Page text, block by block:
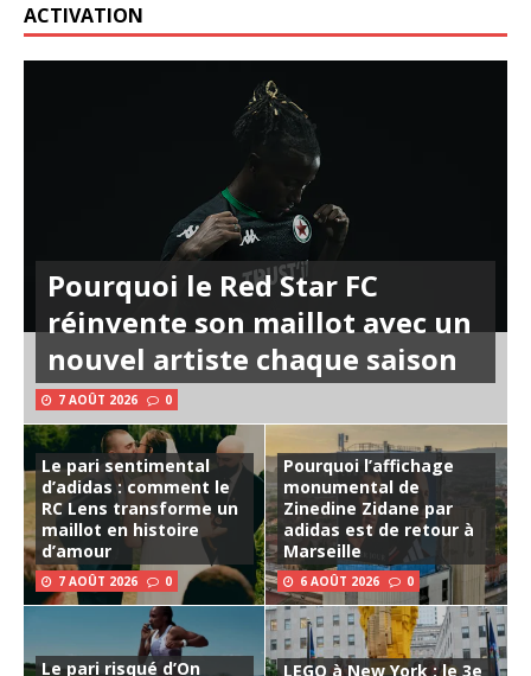
ACTIVATION
Pourquoi le Red Star FC
réinvente son maillot avec un
nouvel artiste chaque saison
7 AOÛT 2026 0
Le pari sentimental
d’adidas : comment le
RC Lens transforme un
maillot en histoire
d’amour
7 AOÛT 2026 0
Pourquoi l’affichage
monumental de
Zinedine Zidane par
adidas est de retour à
Marseille
6 AOÛT 2026 0
Le pari risqué d’On
LEGO à New York : le 3e